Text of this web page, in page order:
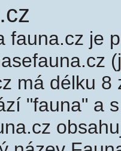
fauna.cz je
má délku
"fauna" a